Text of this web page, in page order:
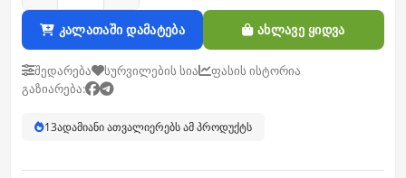
კალათაში დამატება ახლავე ყიდვა
შედარება სურვილების სია
ფასის ისტორია
გაზიარება:
13ადამიანი ათვალიერებს ამ პროდუქტს